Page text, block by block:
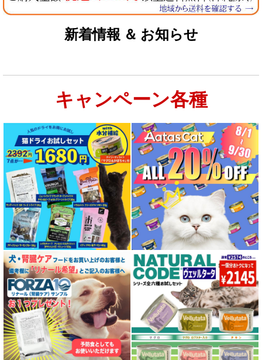
新着情報 ＆ お知らせ
キャンペーン各種